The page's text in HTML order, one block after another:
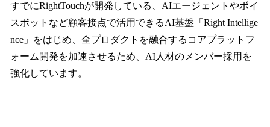
すでにRightTouchが開発している、AIエージェントやボイ
スボットなど顧客接点で活用できるAI基盤「Right Intellige
nce」をはじめ、全プロダクトを融合するコアプラットフ
ォーム開発を加速させるため、AI人材のメンバー採用を
強化しています。